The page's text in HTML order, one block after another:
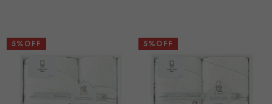
5%OFF 5%OFF